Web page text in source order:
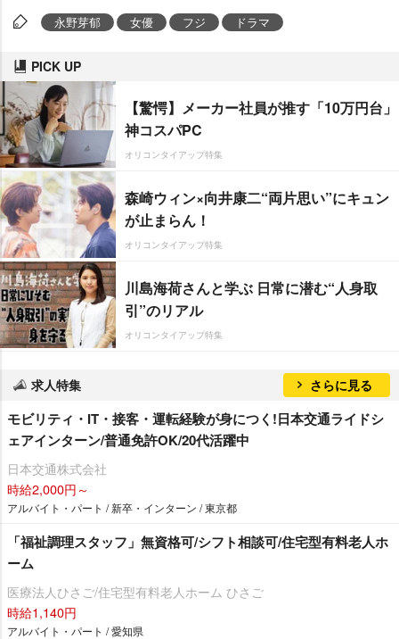
永野芽郁 女優 フジ ドラマ
PICK UP
【驚愕】メーカー社員が推す「10万円台」
神コスパPC
オリコンタイアップ特集
森崎ウィン×向井康二“両片思い”にキュン
が止まらん！
オリコンタイアップ特集
川島海荷さんと学ぶ 日常に潜む“人身取
引”のリアル
オリコンタイアップ特集
求人特集 さらに見る
モビリティ・IT・接客・運転経験が身につく!日本交通ライドシ
ェアインターン/普通免許OK/20代活躍中
日本交通株式会社
時給2,000円～
アルバイト・パート / 新卒・インターン / 東京都
「福祉調理スタッフ」無資格可/シフト相談可/住宅型有料老人ホ
ーム
医療法人ひさご/住宅型有料老人ホーム ひさご
時給1,140円
アルバイト・パート / 愛知県